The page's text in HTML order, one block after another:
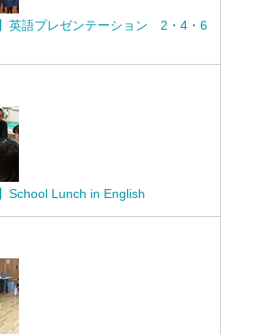
】英語プレゼンテーション 2・4・6
School Lunch in English